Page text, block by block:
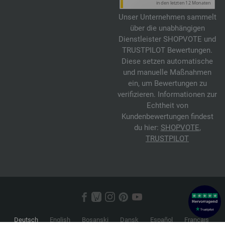
Unser Unternehmen sammelt
über die unabhängigen
Dienstleister SHOPVOTE und
TRUSTPILOT Bewertungen.
Diese setzen automatische
und manuelle Maßnahmen
ein, um Bewertungen zu
verifizieren. Informationen zur
Echtheit von
Kundenbewertungen findest
du hier: SHOPVOTE,
TRUSTPILOT
Deutsch English Bosanski Dansk Español Français